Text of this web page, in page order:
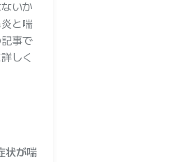
いか
と喘
事で
しく
状が喘